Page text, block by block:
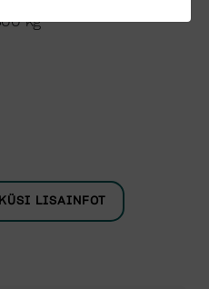
kg
KÜSI LISAINFOT